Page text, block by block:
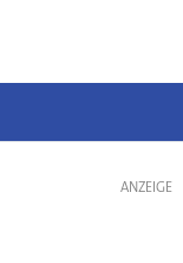
ANZEIGE